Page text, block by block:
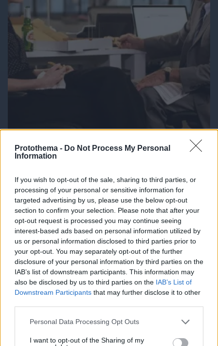
Protothema - Do Not Process My Personal
Information
If you wish to opt-out of the sale, sharing to third parties, or
processing of your personal or sensitive information for
targeted advertising by us, please use the below opt-out
section to confirm your selection. Please note that after your
opt-out request is processed you may continue seeing
interest-based ads based on personal information utilized by
us or personal information disclosed to third parties prior to
your opt-out. You may separately opt-out of the further
disclosure of your personal information by third parties on the
IAB’s list of downstream participants. This information may
also be disclosed by us to third parties on the IAB’s List of
Downstream Participants that may further disclose it to other
Please note that this website/app uses one or more Google
not limited to your visit or usage behaviour. You may click to
Personal Data Processing Opt Outs
I want to opt-out of the Sharing of my
την παραδοσιακή επαγγελματική πορεία
09.08.2026, 12:30
Τα spa της ελληνικής φύσης: Παραλίες
με ιαματικά νερά στην Ελλάδα για
αναζωογονητικές βουτιές
08.08.2026, 13:41
Η Smart φοιτητική κατοικία στην